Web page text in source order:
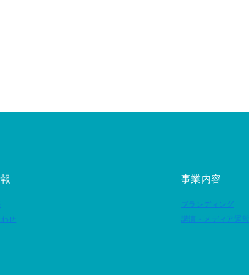
せ
事業内容
ブランディング
講演・メディア運営